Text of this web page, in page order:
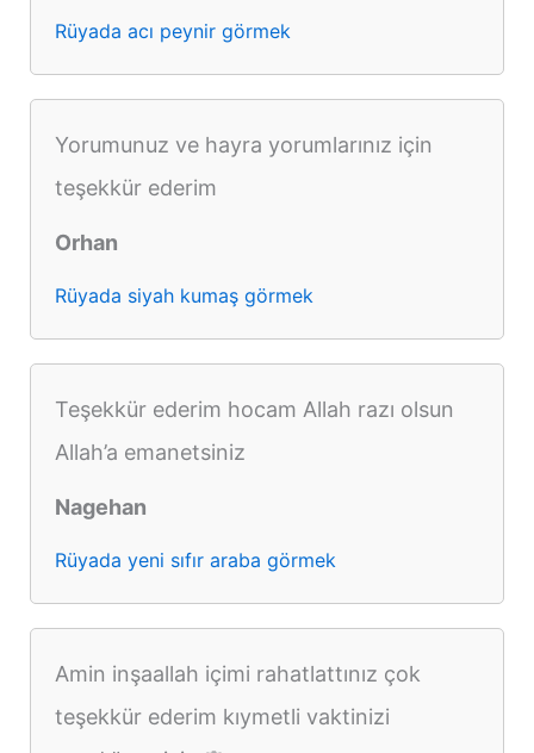
Rüyada acı peynir görmek
Yorumunuz ve hayra yorumlarınız için
teşekkür ederim
Orhan
Rüyada siyah kumaş görmek
Teşekkür ederim hocam Allah razı olsun
Allah’a emanetsiniz
Nagehan
Rüyada yeni sıfır araba görmek
Amin inşaallah içimi rahatlattınız çok
teşekkür ederim kıymetli vaktinizi